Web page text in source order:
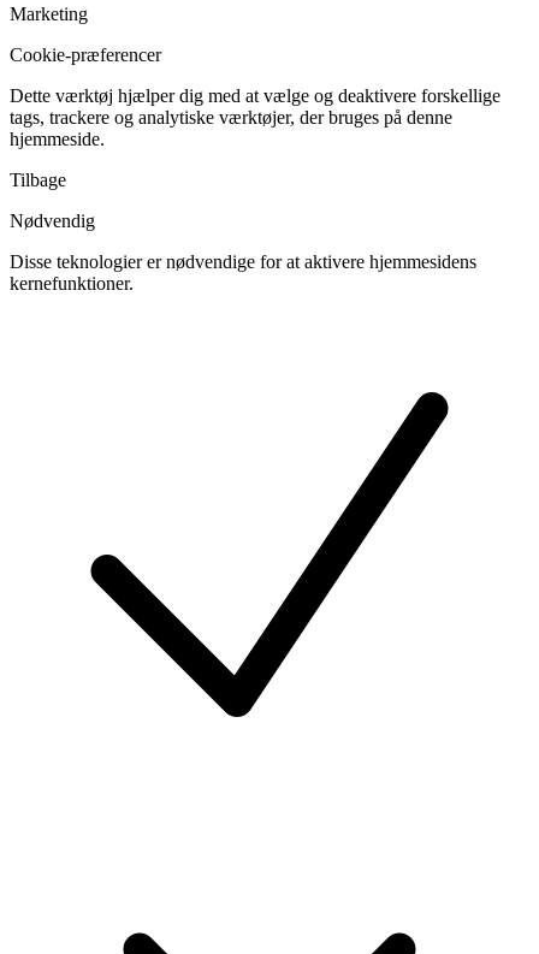
Marketing
Cookie-præferencer
Dette værktøj hjælper dig med at vælge og deaktivere forskellige
tags, trackere og analytiske værktøjer, der bruges på denne
hjemmeside.
Tilbage
Nødvendig
Disse teknologier er nødvendige for at aktivere hjemmesidens
kernefunktioner.